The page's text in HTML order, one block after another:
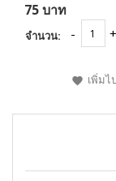
75 บาท
จำนวน:
เพิ่มไ